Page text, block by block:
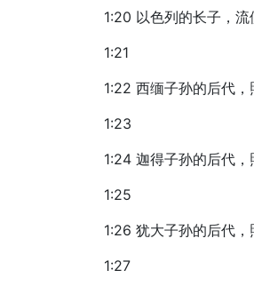
1:20 以色列的长子，
1:21
1:22 西缅子孙的后代
1:23
1:24 迦得子孙的后代
1:25
1:26 犹大子孙的后代
1:27